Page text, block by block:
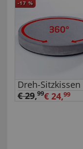
-17 %
Dreh-Sitzkissen
€ 29,99€ 24,99